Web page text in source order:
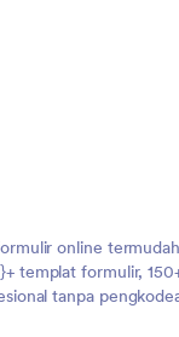
online
templat formulir,
tanpa